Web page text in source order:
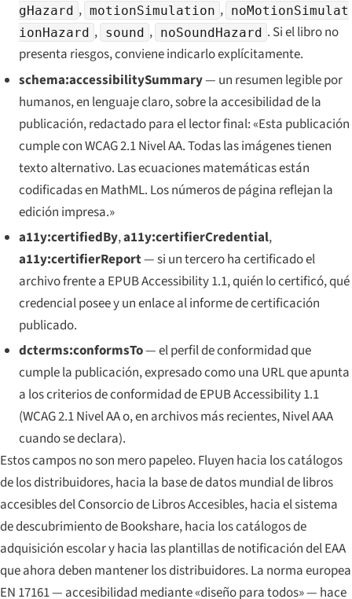
gHazard , motionSimulation , noMotionSimulat
ionHazard , sound , noSoundHazard . Si el libro no
presenta riesgos, conviene indicarlo explícitamente.
schema:accessibilitySummary— un resumen legible por
humanos, en lenguaje claro, sobre la accesibilidad de la
publicación, redactado para el lector final: «Esta publicación
cumple con WCAG 2.1 Nivel AA. Todas las imágenes tienen
texto alternativo. Las ecuaciones matemáticas están
codificadas en MathML. Los números de página reflejan la
edición impresa.»
a11y:certifiedBy,a11y:certifierCredential,
a11y:certifierReport— si un tercero ha certificado el
archivo frente a EPUB Accessibility 1.1, quién lo certificó, qué
credencial posee y un enlace al informe de certificación
publicado.
dcterms:conformsTo— el perfil de conformidad que
cumple la publicación, expresado como una URL que apunta
a los criterios de conformidad de EPUB Accessibility 1.1
(WCAG 2.1 Nivel AA o, en archivos más recientes, Nivel AAA
cuando se declara).
Estos campos no son mero papeleo. Fluyen hacia los catálogos
de los distribuidores, hacia la base de datos mundial de libros
accesibles del Consorcio de Libros Accesibles, hacia el sistema
de descubrimiento de Bookshare, hacia los catálogos de
adquisición escolar y hacia las plantillas de notificación del EAA
que ahora deben mantener los distribuidores. La norma europea
EN 17161 — accesibilidad mediante «diseño para todos» — hace